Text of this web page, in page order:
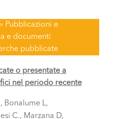
Pubblicazioni e
e documenti
pubblicate
o presentate a
nel periodo recente
Bonalume L,
C., Marzana D,